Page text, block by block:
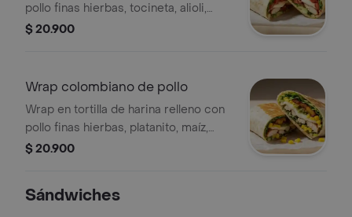
pollo finas hierbas, tocineta, alioli,
lechuga, tomate, queso mozzarella y
$ 20.900
Wrap colombiano de pollo
Wrap en tortilla de harina relleno con
pollo finas hierbas, platanito, maíz,
salsa verde, queso mozzarela y
$ 20.900
Sándwiches